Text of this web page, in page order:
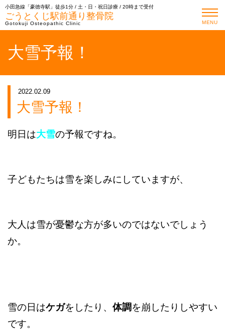
小田急線「豪徳寺駅」徒歩1分 / 土・日・祝日診療 / 20時まで受付
ごうとくじ駅前通り整骨院
Gotokuji Osteopathic Clinic MENU
大雪予報！
2022.02.09
大雪予報！
明日は大雪の予報ですね。
子どもたちは雪を楽しみにしていますが、
大人は雪が憂鬱な方が多いのではないでしょう
か。
雪の日はケガをしたり、 体調を崩したりしやすい
です。